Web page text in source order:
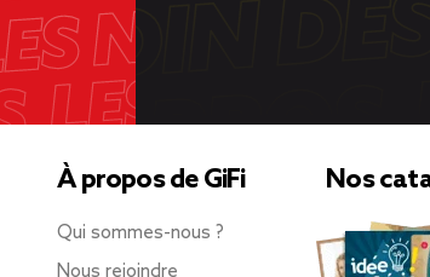
À propos de GiFi
Qui sommes-nous ?
Nous rejoindre
Nos